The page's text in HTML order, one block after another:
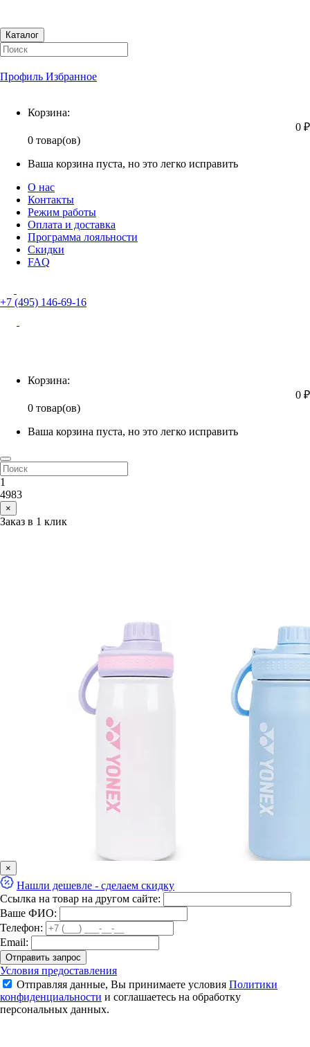
Каталог
Профиль Избранное
Корзина:
0 ₽
0 товар(ов)
Ваша корзина пуста, но это легко исправить
О нас
Контакты
Режим работы
Оплата и доставка
Программа лояльности
Скидки
FAQ
+7 (495) 146-69-16
Корзина:
0 ₽
0 товар(ов)
Ваша корзина пуста, но это легко исправить
1
4983
×
Заказ в 1 клик
Термос Yonex AC114CR
2 850 ₽
×
Нашли дешевле - сделаем скидку
Ссылка на товар на другом сайте:
Ваше ФИО:
Телефон:
Email:
Отправить запрос
Условия предоставления
Отправляя данные, Вы принимаете условия Политики
конфиденциальности и соглашаетесь на обработку
персональных данных.